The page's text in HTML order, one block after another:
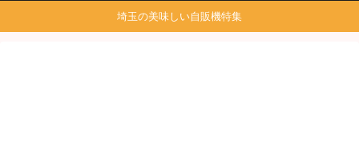
埼玉の美味しい自販機特集